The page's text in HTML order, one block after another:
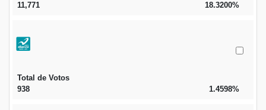
11,771
18.3200%
Total de Votos
938
1.4598%